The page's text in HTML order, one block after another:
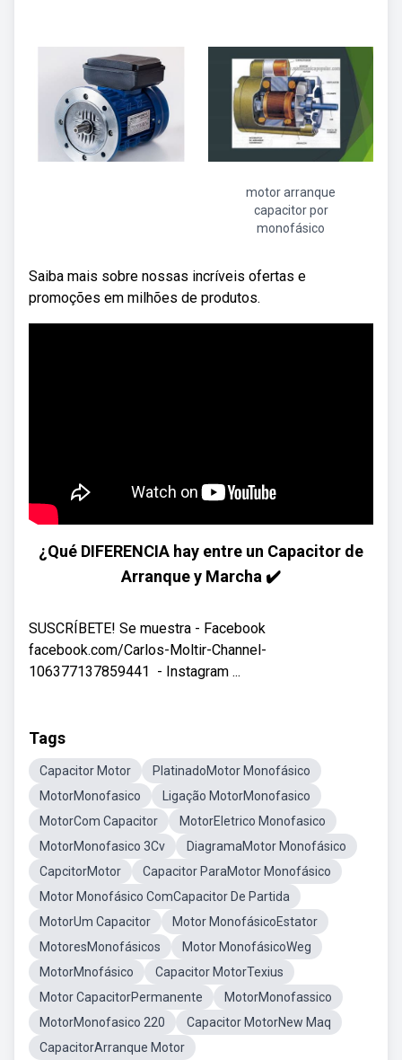
motor arranque
capacitor por
monofásico
Saiba mais sobre nossas incríveis ofertas e
promoções em milhões de produtos.
¿Qué DIFERENCIA hay entre un Capacitor de
Arranque y Marcha ✔️
SUSCRÍBETE! Se muestra - Facebook
facebook.com/Carlos-Moltir-Channel-
106377137859441 ​ - Instagram ...
Tags
Capacitor Motor
PlatinadoMotor Monofásico
MotorMonofasico
Ligação MotorMonofasico
MotorCom Capacitor
MotorEletrico Monofasico
MotorMonofasico 3Cv
DiagramaMotor Monofásico
CapcitorMotor
Capacitor ParaMotor Monofásico
Motor Monofásico ComCapacitor De Partida
MotorUm Capacitor
Motor MonofásicoEstator
MotoresMonofásicos
Motor MonofásicoWeg
MotorMnofásico
Capacitor MotorTexius
Motor CapacitorPermanente
MotorMonofassico
MotorMonofasico 220
Capacitor MotorNew Maq
CapacitorArranque Motor